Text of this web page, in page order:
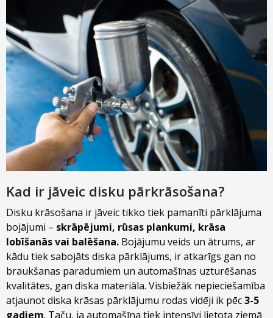
Kad ir jāveic disku pārkrāsošana?
Disku krāsošana ir jāveic tikko tiek pamanīti pārklājuma
bojājumi – skrāpējumi, rūsas plankumi, krāsa
lobīšanās vai balēšana. Bojājumu veids un ātrums, ar
kādu tiek sabojāts diska pārklājums, ir atkarīgs gan no
braukšanas paradumiem un automašīnas uzturēšanas
kvalitātes, gan diska materiāla. Visbiežāk nepieciešamība
atjaunot diska krāsas pārklājumu rodas vidēji ik pēc3-5
gadiem. Taču, ja automašīna tiek intensīvi lietota ziemā